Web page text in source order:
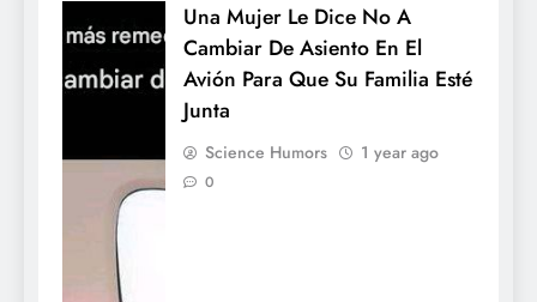
Una Mujer Le Dice No A
Cambiar De Asiento En El
Avión Para Que Su Familia Esté
Junta
Science Humors 1 year ago
0